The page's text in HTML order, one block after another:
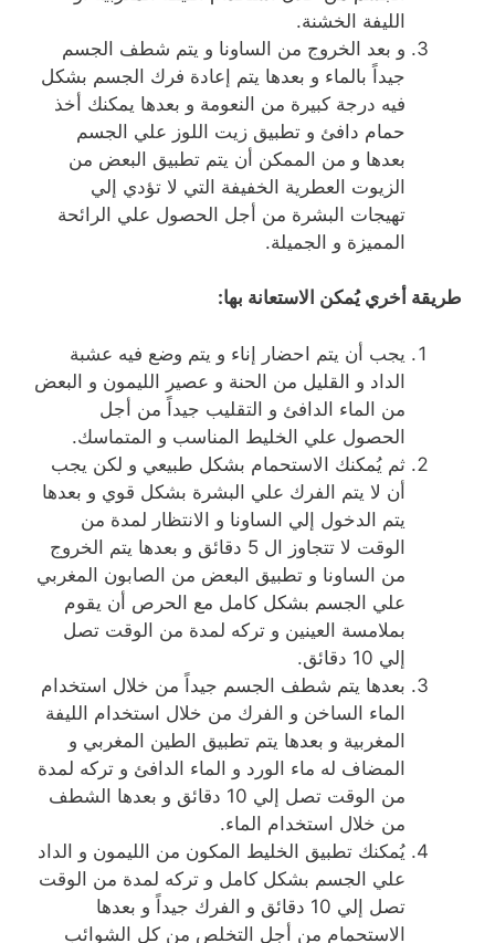
الليفة الخشنة.
و بعد الخروج من الساونا و يتم شطف الجسم
جيداً بالماء و بعدها يتم إعادة فرك الجسم بشكل
فيه درجة كبيرة من النعومة و بعدها يمكنك أخذ
حمام دافئ و تطبيق زيت اللوز علي الجسم
بعدها و من الممكن أن يتم تطبيق البعض من
الزيوت العطرية الخفيفة التي لا تؤدي إلي
تهيجات البشرة من أجل الحصول علي الرائحة
المميزة و الجميلة.
طريقة أخري يُمكن الاستعانة بها:
يجب أن يتم احضار إناء و يتم وضع فيه عشبة
الداد و القليل من الحنة و عصير الليمون و البعض
من الماء الدافئ و التقليب جيداً من أجل
الحصول علي الخليط المناسب و المتماسك.
ثم يُمكنك الاستحمام بشكل طبيعي و لكن يجب
أن لا يتم الفرك علي البشرة بشكل قوي و بعدها
يتم الدخول إلي الساونا و الانتظار لمدة من
الوقت لا تتجاوز ال 5 دقائق و بعدها يتم الخروج
من الساونا و تطبيق البعض من الصابون المغربي
علي الجسم بشكل كامل مع الحرص أن يقوم
بملامسة العينين و تركه لمدة من الوقت تصل
إلي 10 دقائق.
بعدها يتم شطف الجسم جيداً من خلال استخدام
الماء الساخن و الفرك من خلال استخدام الليفة
المغربية و بعدها يتم تطبيق الطين المغربي و
المضاف له ماء الورد و الماء الدافئ و تركه لمدة
من الوقت تصل إلي 10 دقائق و بعدها الشطف
من خلال استخدام الماء.
يُمكنك تطبيق الخليط المكون من الليمون و الداد
علي الجسم بشكل كامل و تركه لمدة من الوقت
تصل إلي 10 دقائق و الفرك جيداً و بعدها
الاستحمام من أجل التخلص من كل الشوائب